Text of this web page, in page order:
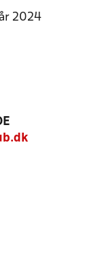
2024